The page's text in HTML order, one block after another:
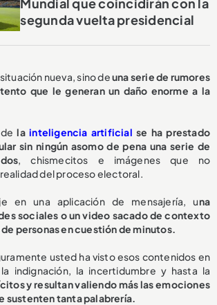
segunda vuelta presidencial
nueva, sino deuna serie de rumores
que le generan un daño enorme a la
lainteligencia artificial se ha prestado
sin ningún asomo de pena una serie de
, chismecitos e imágenes que no
del proceso electoral.
en una aplicación de mensajería, una
sociales o un video sacado de contexto
personas en cuestión de minutos.
usted ha visto esos contenidos en
indignación, la incertidumbre y hasta la
y resultan valiendo más las emociones
sustenten tanta palabrería.